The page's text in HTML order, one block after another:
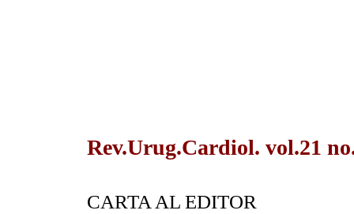
Rev.Urug.Cardiol. vol.21
CARTA AL EDITOR